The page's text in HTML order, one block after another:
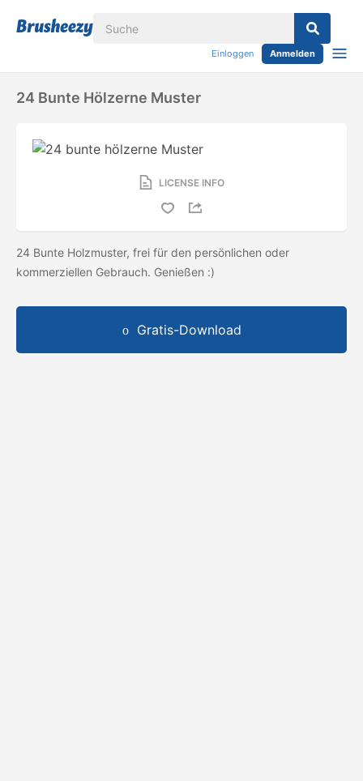
Einloggen Anmelden
24 Bunte Hölzerne Muster
LICENSE INFO
24 Bunte Holzmuster, frei für den persönlichen oder
kommerziellen Gebrauch. Genießen :)
Gratis-Download